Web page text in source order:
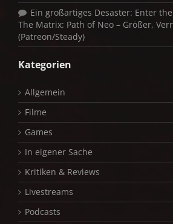
Ein großartiges Desaster: Enter
The Matrix: Path of Neo – Größer,
(Patreon/Steady)
Kategorien
Allgemein
Filme
Games
In eigener Sache
Kritiken & Reviews
Livestreams
Podcasts